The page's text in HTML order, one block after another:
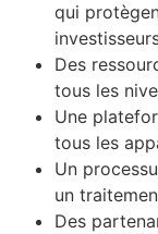
qui
Des
tous les
Une
tous les
Un
un
Des